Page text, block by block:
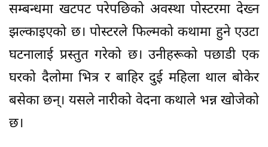
सम्बन्धमा खटपट परेपछिको अवस्था पोस्टरमा देख्न
झल्काइएको छ। पोस्टरले फिल्मको कथामा हुने एउटा
घटनालाई प्रस्तुत गरेको छ। उनीहरूको पछाडी एक
घरको दैलोमा भित्र र बाहिर दुई महिला थाल बोकेर
बसेका छन्। यसले नारीको वेदना कथाले भन्न खोजेको
छ।